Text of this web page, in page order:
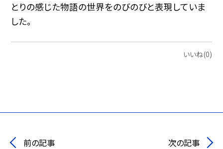
とりの感じた物語の世界をのびのびと表現していま
した。
いいね(0)
前の記事 次の記事